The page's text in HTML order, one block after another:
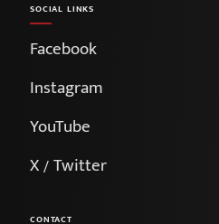
SOCIAL LINKS
Facebook
Instagram
YouTube
X / Twitter
CONTACT